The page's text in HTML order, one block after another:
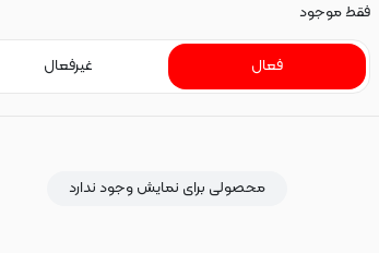
فقط موجود
فعال غیرفعال
محصولی برای نمایش وجود ندارد